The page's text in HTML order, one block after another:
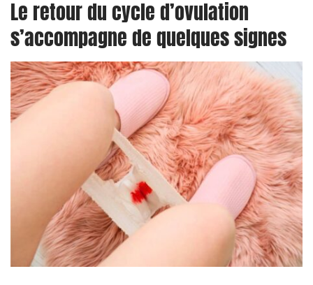
Le retour du cycle d’ovulation
s’accompagne de quelques signes